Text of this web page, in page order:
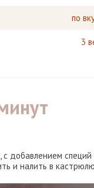
по
3
добавлением
и налить в